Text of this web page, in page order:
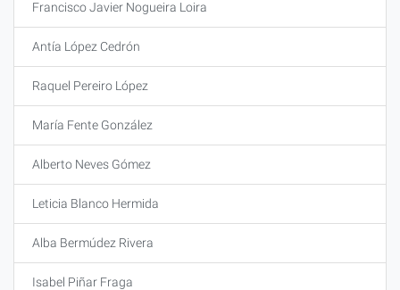
Francisco Javier Nogueira Loira
Antía López Cedrón
Raquel Pereiro López
María Fente González
Alberto Neves Gómez
Leticia Blanco Hermida
Alba Bermúdez Rivera
Isabel Piñar Fraga